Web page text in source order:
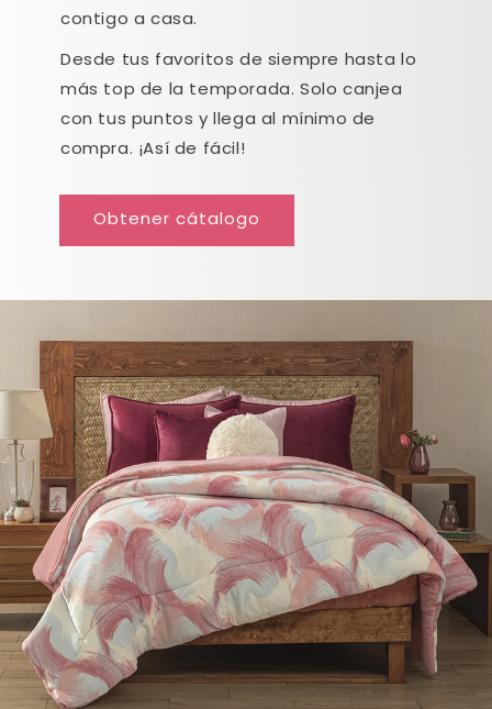
contigo a casa.
Desde tus favoritos de siempre hasta lo
más top de la temporada. Solo canjea
con tus puntos y llega al mínimo de
compra. ¡Así de fácil!
Obtener cátalogo